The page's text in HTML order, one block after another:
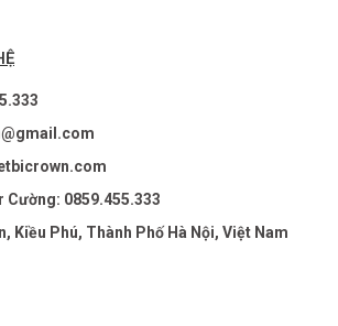
Cường: 0859.455.333
Kiều Phú, Thành Phố Hà Nội, Việt Nam